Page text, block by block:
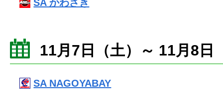
SA かわさき
11月7日（土）～ 11月8日
SA NAGOYABAY